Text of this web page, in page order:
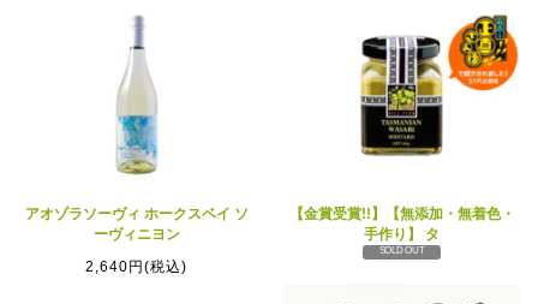
アオゾラソーヴィ ホークスベイ ソ
ーヴィニヨン
2,640円(税込)
【金賞受賞!!】【無添加・無着色・
手作り】 タ
SOLD OUT